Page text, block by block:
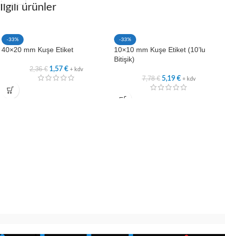
İlgili ürünler
-33%
40×20 mm Kuşe Etiket
2,36€ 1,57 € + kdv
-33%
10×10 mm Kuşe Etiket (10’lu
Bitişik)
7,78€ 5,19 € + kdv